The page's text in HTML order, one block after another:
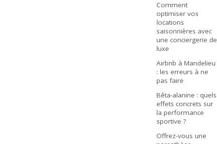
Comment
optimiser vos
locations
saisonnières avec
une conciergerie de
luxe
Airbnb à Mandelieu
: les erreurs à ne
pas faire
Bêta-alanine : quels
effets concrets sur
la performance
sportive ?
Offrez-vous une